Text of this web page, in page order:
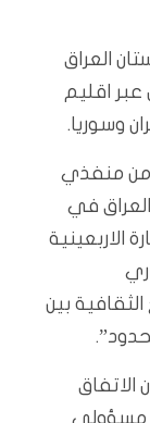
العراق
عبر اقليم
وسوريا.
من منفذي
في
الاربعينية
بين
الاتفاق
مسؤولي